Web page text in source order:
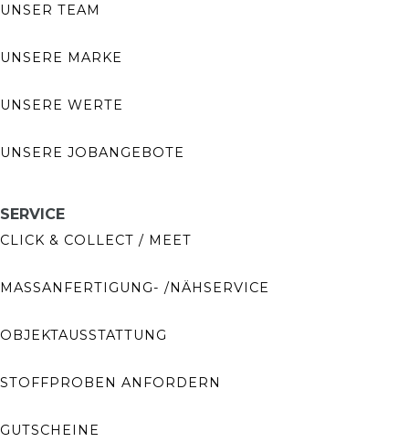
UNSER TEAM
UNSERE MARKE
UNSERE WERTE
UNSERE JOBANGEBOTE
SERVICE
CLICK & COLLECT / MEET
MASSANFERTIGUNG- /NÄHSERVICE
OBJEKTAUSSTATTUNG
STOFFPROBEN ANFORDERN
GUTSCHEINE